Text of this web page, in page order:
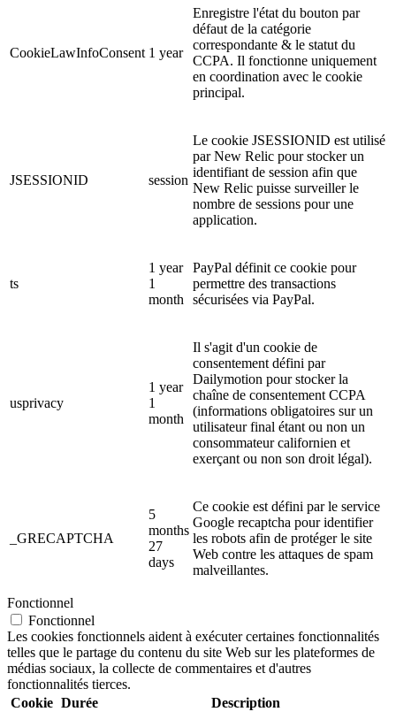
CookieLawInfoConsent 1 year
Enregistre l'état du bouton par
défaut de la catégorie
correspondante & le statut du
CCPA. Il fonctionne uniquement
en coordination avec le cookie
principal.
JSESSIONID session
Le cookie JSESSIONID est utilisé
par New Relic pour stocker un
identifiant de session afin que
New Relic puisse surveiller le
nombre de sessions pour une
application.
ts
1 year
1
month
PayPal définit ce cookie pour
permettre des transactions
sécurisées via PayPal.
usprivacy
1 year
1
month
Il s'agit d'un cookie de
consentement défini par
Dailymotion pour stocker la
chaîne de consentement CCPA
(informations obligatoires sur un
utilisateur final étant ou non un
consommateur californien et
exerçant ou non son droit légal).
_GRECAPTCHA
5
months
27
days
Ce cookie est défini par le service
Google recaptcha pour identifier
les robots afin de protéger le site
Web contre les attaques de spam
malveillantes.
Fonctionnel
Fonctionnel
Les cookies fonctionnels aident à exécuter certaines fonctionnalités
telles que le partage du contenu du site Web sur les plateformes de
médias sociaux, la collecte de commentaires et d'autres
fonctionnalités tierces.
Cookie Durée Description